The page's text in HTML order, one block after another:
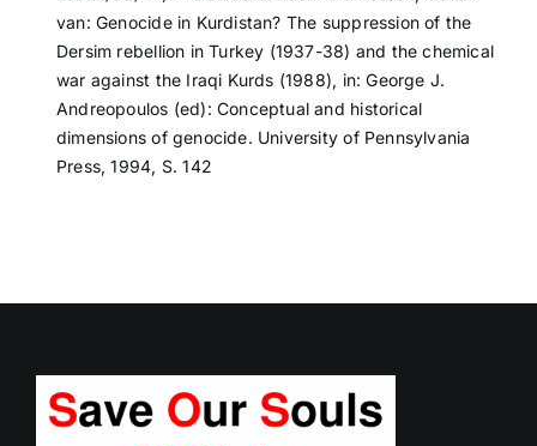
van: Genocide in Kurdistan? The suppression of the
Dersim rebellion in Turkey (1937-38) and the chemical
war against the Iraqi Kurds (1988), in: George J.
Andreopoulos (ed): Conceptual and historical
dimensions of genocide. University of Pennsylvania
Press, 1994, S. 142